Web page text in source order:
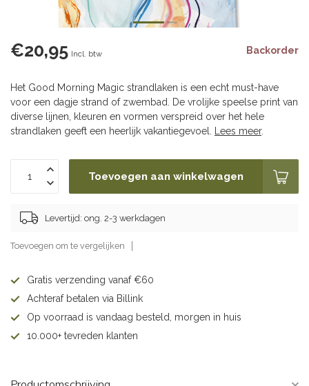
€20,95 Incl. btw Backorder
Het Good Morning Magic strandlaken is een echt must-have
voor een dagje strand of zwembad. De vrolijke speelse print van
diverse lijnen, kleuren en vormen verspreid over het hele
strandlaken geeft een heerlijk vakantiegevoel.
Lees meer.
Toevoegen aan winkelwagen
Levertijd: ong. 2-3 werkdagen
Toevoegen om te vergelijken
Gratis verzending vanaf €60
Achteraf betalen via Billink
Op voorraad is vandaag besteld, morgen in huis
10.000+ tevreden klanten